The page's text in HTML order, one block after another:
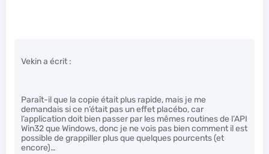
Vekin a écrit :
Paraît-il que la copie était plus rapide, mais je me
demandais si ce n’était pas un effet placébo, car
l’application doit bien passer par les mêmes routines de l’API
Win32 que Windows, donc je ne vois pas bien comment il est
possible de grappiller plus que quelques pourcents (et
encore)…